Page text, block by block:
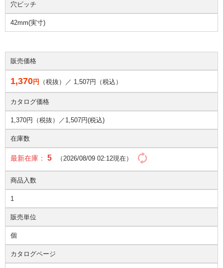
穴ピッチ
42mm(実寸)
販売価格
1,370円 （税抜）／ 1,507円（税込）
カタログ価格
1,370円（税抜）／ 1,507円(税込)
在庫数
最新在庫： 5 （2026/08/09 02:12現在）
商品入数
1
販売単位
個
カタログページ